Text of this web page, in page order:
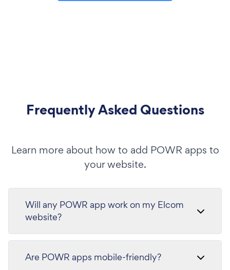
Frequently Asked Questions
Learn more about how to add POWR apps to
your website.
Will any POWR app work on my Elcom
website?
Are POWR apps mobile-friendly?